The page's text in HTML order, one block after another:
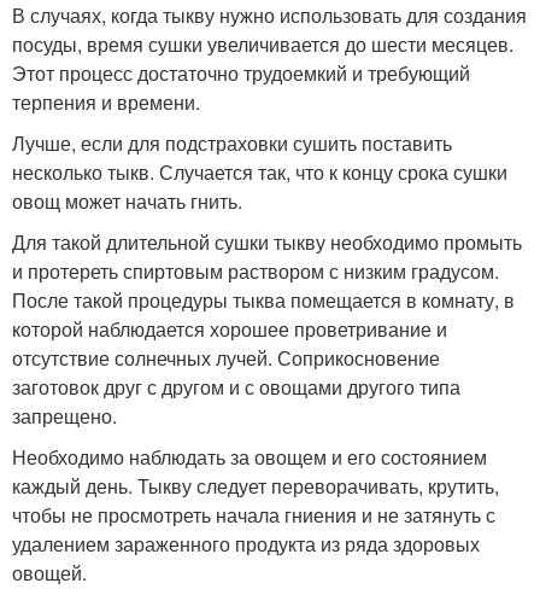
В случаях, когда тыкву нужно использовать для создания
посуды, время сушки увеличивается до шести месяцев.
Этот процесс достаточно трудоемкий и требующий
терпения и времени.
Лучше, если для подстраховки сушить поставить
несколько тыкв. Случается так, что к концу срока сушки
овощ может начать гнить.
Для такой длительной сушки тыкву необходимо промыть
и протереть спиртовым раствором с низким градусом.
После такой процедуры тыква помещается в комнату, в
которой наблюдается хорошее проветривание и
отсутствие солнечных лучей. Соприкосновение
заготовок друг с другом и с овощами другого типа
запрещено.
Необходимо наблюдать за овощем и его состоянием
каждый день. Тыкву следует переворачивать, крутить,
чтобы не просмотреть начала гниения и не затянуть с
удалением зараженного продукта из ряда здоровых
овощей.